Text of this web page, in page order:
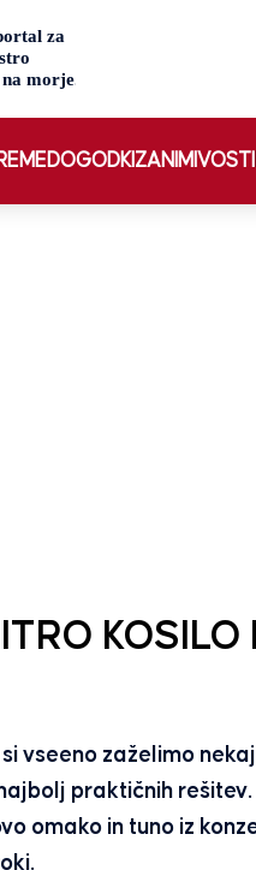
DOGODKIZANIMIVOSTI
KOSILO
vseeno zaželimo
praktičnih
omako in tuno iz